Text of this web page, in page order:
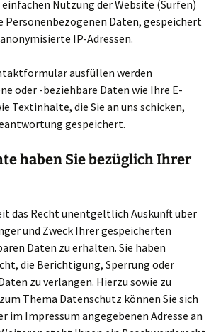
Nutzung der Website (Surfen)
Personenbezogenen Daten, gespeichert
IP-Adressen.
ausfüllen werden
oder -beziehbare Daten wie Ihre E-
Textinhalte, die Sie an uns schicken,
gespeichert.
haben Sie bezüglich Ihrer
das Recht unentgeltlich Auskunft über
und Zweck Ihrer gespeicherten
Daten zu erhalten. Sie haben
die Berichtigung, Sperrung oder
zu verlangen. Hierzu sowie zu
Thema Datenschutz können Sie sich
im Impressum angegebenen Adresse an